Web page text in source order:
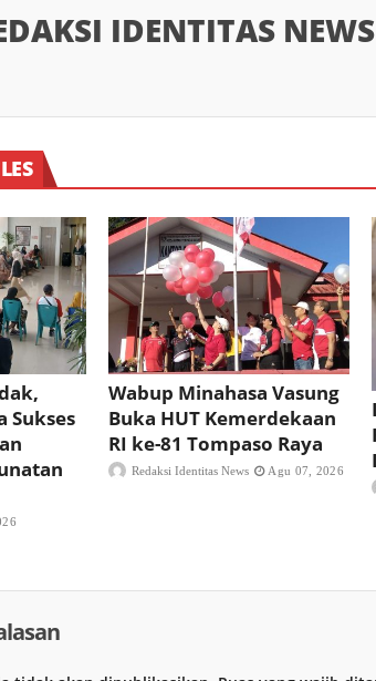
IDENTITAS NEWS
Sukses
Wabup Minahasa Vasung
Buka HUT Kemerdekaan
RI ke-81 Tompaso Raya
Redaksi Identitas News Agu 07, 2026